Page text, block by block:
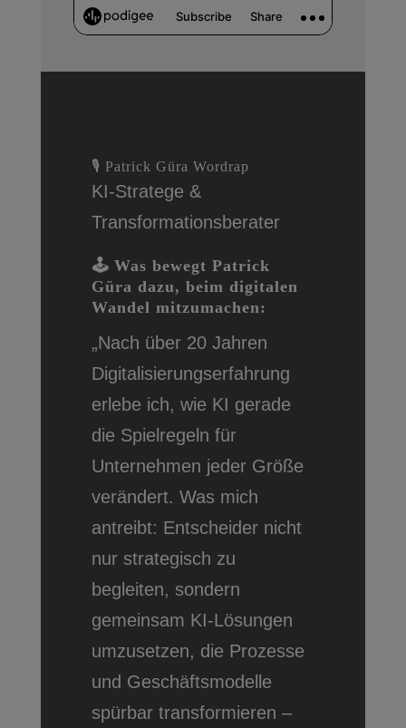
🎙 Patrick Güra Wordrap
KI-Stratege &
Transformationsberater
🕹 Was bewegt Patrick
Güra dazu, beim digitalen
Wandel mitzumachen:
„Nach über 20 Jahren
Digitalisierungserfahrung
erlebe ich, wie KI gerade
die Spielregeln für
Unternehmen jeder Größe
verändert. Was mich
antreibt: Entscheider nicht
nur strategisch zu
begleiten, sondern
gemeinsam KI-Lösungen
umzusetzen, die Prozesse
und Geschäftsmodelle
spürbar transformieren –